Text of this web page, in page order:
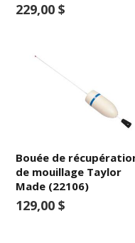
229,00 $
Bouée de
de mouillage Taylor
Made (22106)
129,00 $